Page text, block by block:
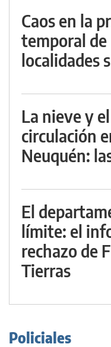
Caos en la
temporal
localidades
La nieve y
circulación
Neuquén:
El
límite: el
rechazo de
Tierras
Policiales